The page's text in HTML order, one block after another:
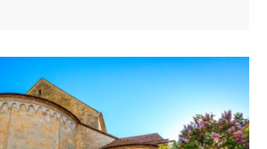
de Senez vous ouvre ses portes
mobilier religieux reconnu, dans un
du premier art roman provençal.